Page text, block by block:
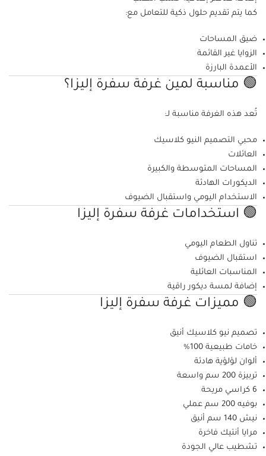
كما يتم تقديم حلول ذكية للتعامل مع:
ضيق المساحات
الزوايا غير القائمة
الأعمدة البارزة
🟢 مناسبة لمين غرفة سفرة إليزا؟
تُعد هذه الغرفة مناسبة لـ:
محبي التصميم النيو كلاسيك
العائلات
المساحات المتوسطة والكبيرة
الديكورات الهادئة
الاستخدام اليومي واستقبال الضيوف
🟢 استخدامات غرفة سفرة إليزا
تناول الطعام اليومي
استقبال الضيوف
المناسبات العائلية
إضافة لمسة ديكور راقية
🟢 مميزات غرفة سفرة إليزا
تصميم نيو كلاسيك أنيق
خامات طبيعية 100%
ألوان لؤلؤية هادئة
تربيزة 200 سم واسعة
6 كراسي مريحة
بوفيه 200 سم عملي
نيش 140 سم أنيق
مرايا أنتيك فاخرة
تشطيب عالي الجودة